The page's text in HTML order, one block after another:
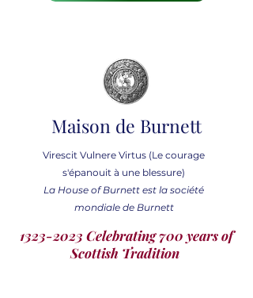
Maison de Burnett
Virescit Vulnere Virtus (Le courage
s'épanouit à une blessure)
La House of Burnett est la société
mondiale de Burnett
1323-2023 Celebrating 700 years of
Scottish Tradition